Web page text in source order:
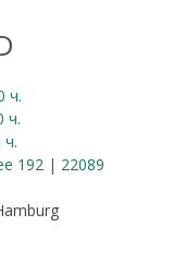
ч.
ч.
ч.
192 | 22089